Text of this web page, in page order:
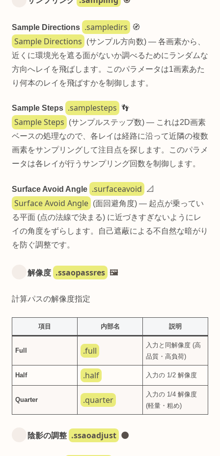
Sample Directions .sampledirs 🧭
Sample Directions
(サンプル方向数) — 各画素から、
近くに環境光を遮る面がないか調べるためにランダムな
方向へレイを飛ばします。このパラメータは1画素あた
り何本のレイを飛ばすかを制御します。
Sample Steps .samplesteps 👣
Sample Steps
(サンプルステップ数) — これは2D画素
ベースの処理なので、各レイは経路に沿って近隣の複数
画素をサンプリングして注目点を探します。このパラメ
ータは各レイが行うサンプリング回数を制御します。
Surface Avoid Angle .surfaceavoid 📐
Surface Avoid Angle
(面回避角度) — 起点が乗ってい
る平面 (点の法線で決まる) に近づきすぎないようにレ
イの角度をずらします。自己遮蔽による不自然な暗がり
を防ぐ調整です。
解像度 .ssaopassres 🖼️
計算パスの解像度指定
項目 内部名 説明
Full .full
入力と同解像度 (高
品質・高負荷)
Half .half 入力の 1/2 解像度
Quarter .quarter
入力の 1/4 解像度
(軽量・粗め)
陰影の調整 .ssaoadjust 🌑